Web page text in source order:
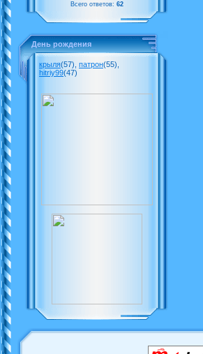
Всего ответов: 62
День рождения
крыля(57) патрон(55)
hitriy99(47)